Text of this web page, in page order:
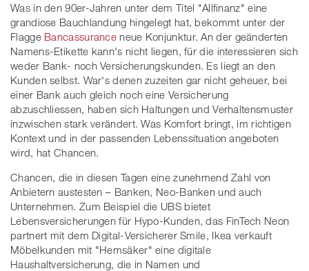
Was in den 90er-Jahren unter dem Titel "Allfinanz" eine
grandiose Bauchlandung hingelegt hat, bekommt unter der
Flagge Bancassurance neue Konjunktur. An der geänderten
Namens-Etikette kann's nicht liegen, für die interessieren sich
weder Bank- noch Versicherungskunden. Es liegt an den
Kunden selbst. War's denen zuzeiten gar nicht geheuer, bei
einer Bank auch gleich noch eine Versicherung
abzuschliessen, haben sich Haltungen und Verhaltensmuster
inzwischen stark verändert. Was Komfort bringt, im richtigen
Kontext und in der passenden Lebenssituation angeboten
wird, hat Chancen.
Chancen, die in diesen Tagen eine zunehmend Zahl von
Anbietern austesten – Banken, Neo-Banken und auch
Unternehmen. Zum Beispiel die UBS bietet
Lebensversicherungen für Hypo-Kunden, das FinTech Neon
partnert mit dem Digital-Versicherer Smile, Ikea verkauft
Möbelkunden mit "Hemsäker" eine digitale
Haushaltversicherung, die in Namen und